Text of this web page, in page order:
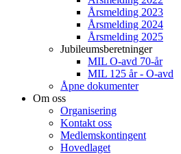
Årsmelding 2023
Årsmelding 2024
Årsmelding 2025
Jubileumsberetninger
MIL O-avd 70-år
MIL 125 år - O-avd
Åpne dokumenter
Om oss
Organisering
Kontakt oss
Medlemskontingent
Hovedlaget